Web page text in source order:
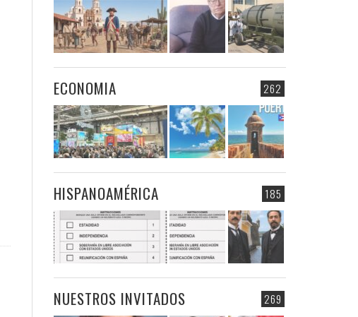
262
ECONOMIA
185
HISPANOAMÉRICA
269
NUESTROS INVITADOS